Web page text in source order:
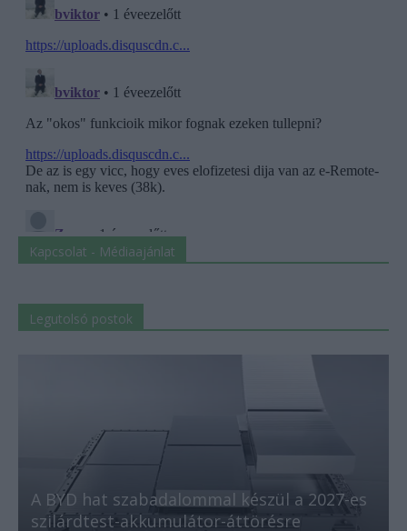
Kapcsolat - Médiaajánlat
Legutolsó postok
A BYD hat szabadalommal készül a 2027-es
szilárdtest-akkumulátor-áttörésre